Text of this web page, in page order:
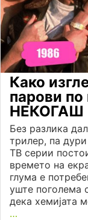
Како
парови
НЕКОГАШ
Без разлика
трилер, па
ТВ серии
времето на
глума е
уште поголема
дека хемијата
…